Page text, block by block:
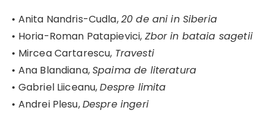
• Anita Nandris-Cudla,20 de ani in Siberia
• Horia-Roman Patapievici, Zbor in bataia sagetii
• Mircea Cartarescu, Travesti
• Ana Blandiana,Spaima de literatura
• Gabriel Liiceanu,Despre limita
• Andrei Plesu,Despre ingeri